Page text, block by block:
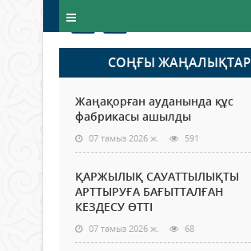
СОҢҒЫ ЖАҢАЛЫҚТАР
Жаңақорған ауданында құс
фабрикасы ашылды
07 тамыз 2026 ж. 591
ҚАРЖЫЛЫҚ САУАТТЫЛЫҚТЫ
АРТТЫРУҒА БАҒЫТТАЛҒАН
КЕЗДЕСУ ӨТТІ
07 тамыз 2026 ж. 68